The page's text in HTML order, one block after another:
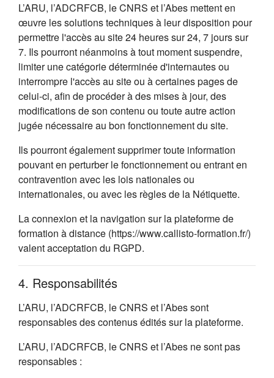
L’ARU, l’ADCRFCB, le CNRS et l’Abes mettent en
œuvre les solutions techniques à leur disposition pour
permettre l'accès au site 24 heures sur 24, 7 jours sur
7. Ils pourront néanmoins à tout moment suspendre,
limiter une catégorie déterminée d'internautes ou
interrompre l'accès au site ou à certaines pages de
celui-ci, afin de procéder à des mises à jour, des
modifications de son contenu ou toute autre action
jugée nécessaire au bon fonctionnement du site.
Ils pourront également supprimer toute information
pouvant en perturber le fonctionnement ou entrant en
contravention avec les lois nationales ou
internationales, ou avec les règles de la Nétiquette.
La connexion et la navigation sur la plateforme de
formation à distance (https://www.callisto-formation.fr/)
valent acceptation du RGPD.
4. Responsabilités
L’ARU, l’ADCRFCB, le CNRS et l’Abes sont
responsables des contenus édités sur la plateforme.
L’ARU, l’ADCRFCB, le CNRS et l’Abes ne sont pas
responsables :